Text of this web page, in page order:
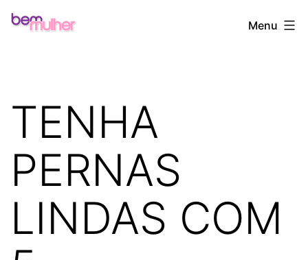
Pular
Bem
Menu
TENHA
PERNAS
LINDAS COM